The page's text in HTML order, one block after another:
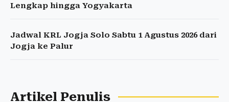
Lengkap hingga Yogyakarta
Jadwal KRL Jogja Solo Sabtu 1 Agustus 2026 dari
Jogja ke Palur
Artikel Penulis